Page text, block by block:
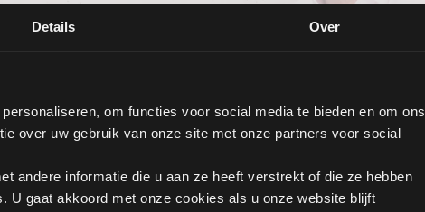
Details Over
om functies voor social media te bieden en om ons
over uw gebruik van onze site met onze partners voor social
andere informatie die u aan ze heeft verstrekt of die ze hebben
U gaat akkoord met onze cookies als u onze website blijft